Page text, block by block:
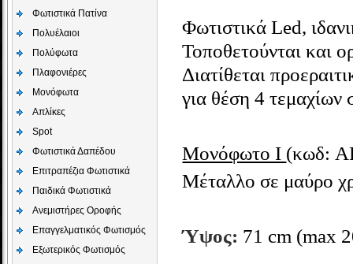
Φωτιστικά Πατίνα
Πολυέλαιοι
Πολύφωτα
Πλαφονιέρες
Μονόφωτα
Απλίκες
Spot
Φωτιστικά Δαπέδου
Επιτραπέζια Φωτιστικά
Παιδικά Φωτιστικά
Aνεμιστήρες Οροφής
Επαγγελματικός Φωτισμός
Εξωτερικός Φωτισμός
Φωτιστικά Led,
Τοποθετούνται και
Διατίθεται
για θέση 4 τεμαχίων
Μονόφωτο Ι (κωδ:
Μέταλλο σε μαύρο
Ύψος: 71 cm (max